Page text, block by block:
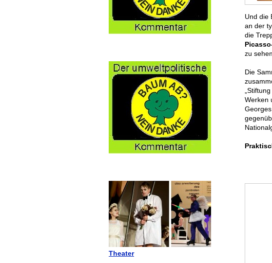
Theater
Und die
an der
die
zu
Die
Werken